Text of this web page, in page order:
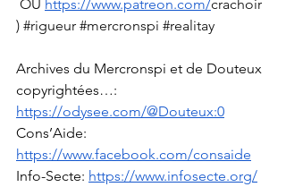
OU https://www.patreon.com/crachoir
) #rigueur #mercronspi #realitay
Archives du Mercronspi et de Douteux
copyrightées…:
https://odysee.com/@Douteux:0
Cons’Aide:
https://www.facebook.com/consaide
Info-Secte: https://www.infosecte.org/